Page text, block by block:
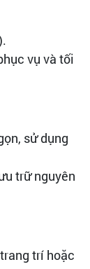
vụ và tối
sử dụng
trữ nguyên
trí hoặc